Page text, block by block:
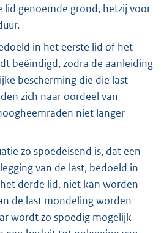
lid genoemde grond, hetzij voor
in het eerste lid of het
beëindigd, zodra de aanleiding
bescherming die die last
zich naar oordeel van
niet langer
zo spoedeisend is, dat een
van de last, bedoeld in
derde lid, niet kan worden
de last mondeling worden
wordt zo spoedig mogelijk